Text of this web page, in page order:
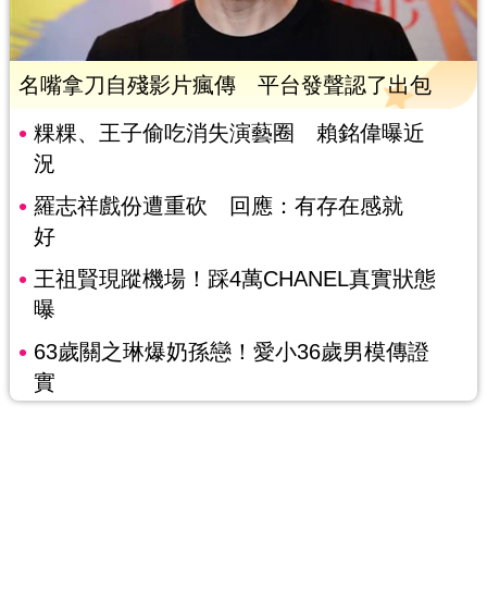
名嘴拿刀自殘影片瘋傳 平台發聲認了出包
粿粿、王子偷吃消失演藝圈 賴銘偉曝近
況
羅志祥戲份遭重砍 回應：有存在感就
好
王祖賢現蹤機場！踩4萬CHANEL真實狀態
曝
63歲關之琳爆奶孫戀！愛小36歲男模傳證
實